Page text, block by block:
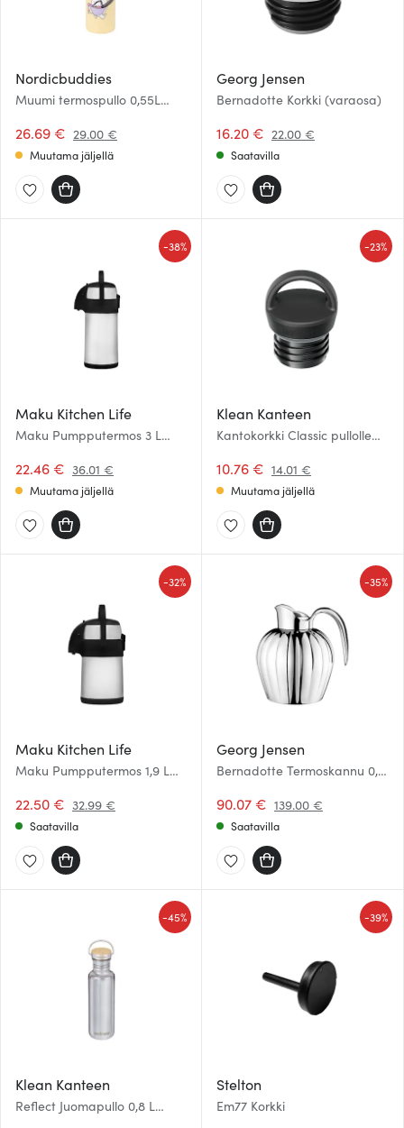
Nordicbuddies
Muumi termospullo 0,55L
26.69 € 29.00 €
Muutama jäljellä
Georg Jensen
Bernadotte Korkki (varaosa)
16.20 € 22.00 €
Saatavilla
Maku Kitchen Life
Maku Pumpputermos 3 L
22.46 € 36.01 €
-38%
Muutama jäljellä
Klean Kanteen
Kantokorkki Classic pullolle
10.76 € 14.01 €
-23%
Muutama jäljellä
Maku Kitchen Life
Maku Pumpputermos 1,9 L
22.50 € 32.99 €
-32%
Saatavilla
Georg Jensen
Bernadotte Termoskannu 0,8
90.07 € 139.00 €
-35%
Saatavilla
Klean Kanteen
Reflect Juomapullo 0,8 L
-45%
Stelton
Em77 Korkki
-39%